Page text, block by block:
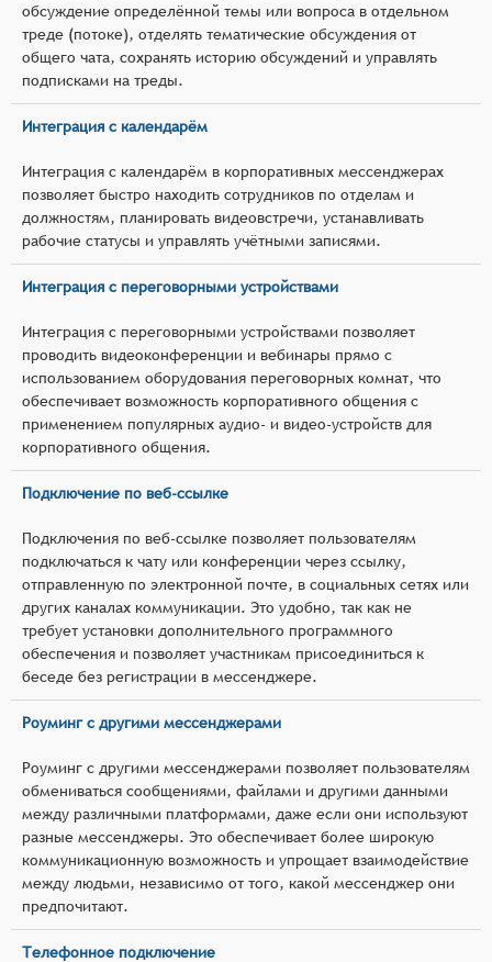
обсуждение определённой темы или вопроса в отдельном
треде (потоке), отделять тематические обсуждения от
общего чата, сохранять историю обсуждений и управлять
подписками на треды.
Интеграция с календарём
Интеграция с календарём в корпоративных мессенджерах
позволяет быстро находить сотрудников по отделам и
должностям, планировать видеовстречи, устанавливать
рабочие статусы и управлять учётными записями.
Интеграция с переговорными устройствами
Интеграция с переговорными устройствами позволяет
проводить видеоконференции и вебинары прямо с
использованием оборудования переговорных комнат, что
обеспечивает возможность корпоративного общения с
применением популярных аудио- и видео-устройств для
корпоративного общения.
Подключение по веб-ссылке
Подключения по веб-ссылке позволяет пользователям
подключаться к чату или конференции через ссылку,
отправленную по электронной почте, в социальных сетях или
других каналах коммуникации. Это удобно, так как не
требует установки дополнительного программного
обеспечения и позволяет участникам присоединиться к
беседе без регистрации в мессенджере.
Роуминг с другими мессенджерами
Роуминг с другими мессенджерами позволяет пользователям
обмениваться сообщениями, файлами и другими данными
между различными платформами, даже если они используют
разные мессенджеры. Это обеспечивает более широкую
коммуникационную возможность и упрощает взаимодействие
между людьми, независимо от того, какой мессенджер они
предпочитают.
Телефонное подключение